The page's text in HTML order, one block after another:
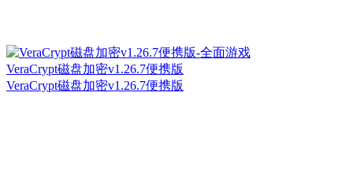
VeraCrypt磁盘加密v1.26.7便携版
VeraCrypt磁盘加密v1.26.7便携版